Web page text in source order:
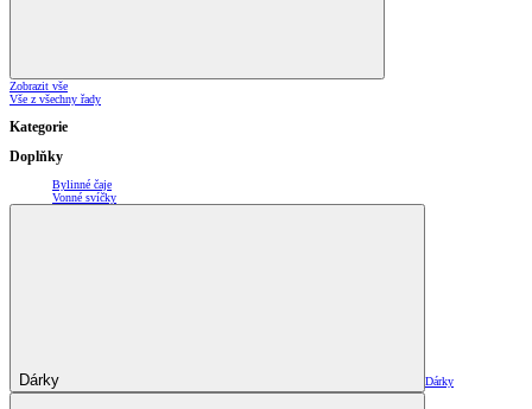
Zobrazit vše
Vše z všechny řady
Kategorie
Doplňky
Bylinné čaje
Vonné svíčky
Dárky Dárky